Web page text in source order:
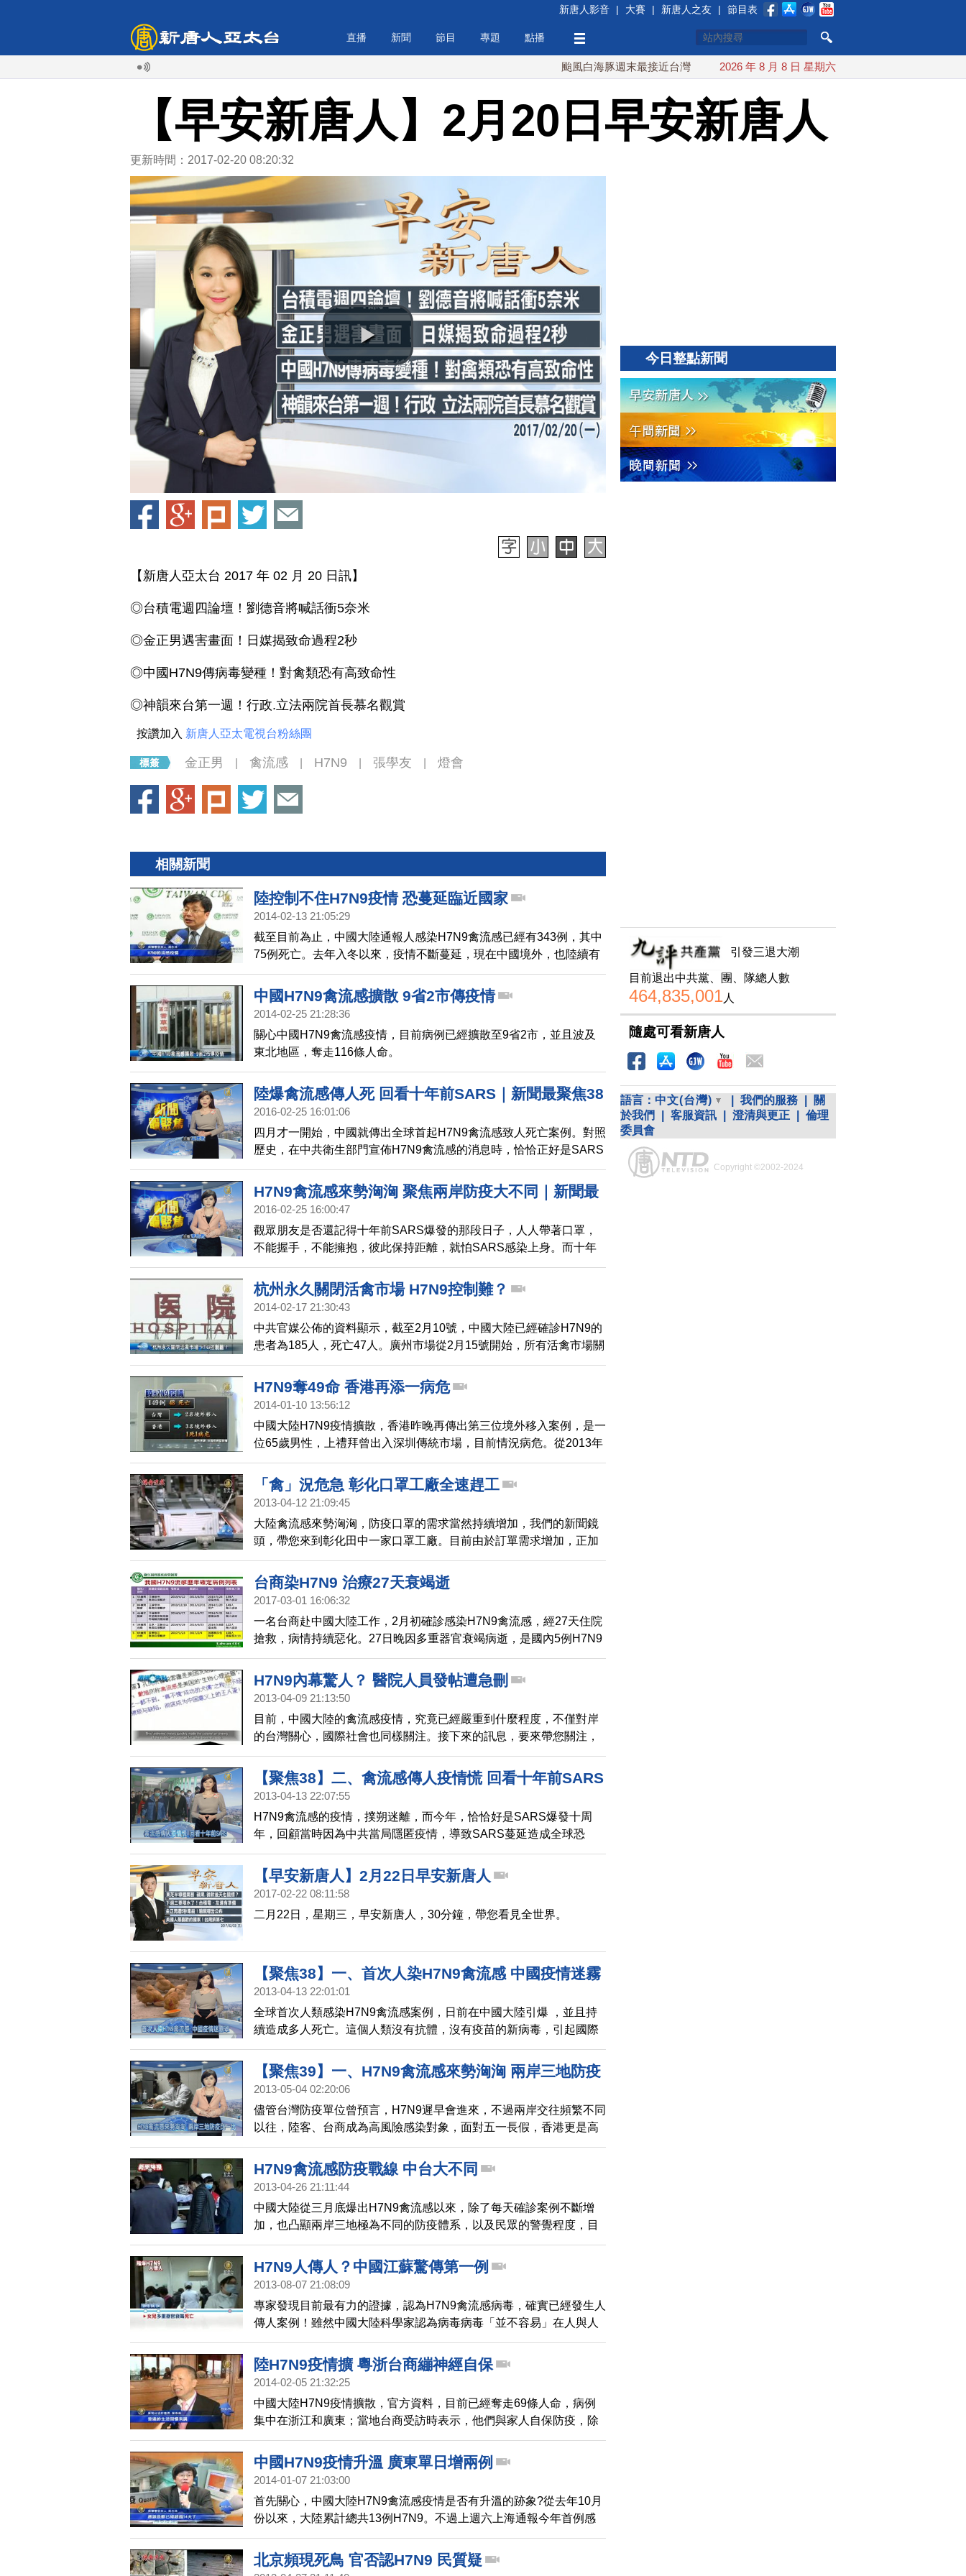
新唐人影音 | 大賽 | 新唐人之友 | 節目表
直播 新聞 節目 專題 點播
颱風白海豚週末最接近台灣 最快9日可能登陸中國 台灣漢光首結合城鎮演習 AIT連續發
2026 年 8 月 8 日 星期六
【早安新唐人】2月20日早安新唐人
更新時間：2017-02-20 08:20:32
【新唐人亞太台 2017 年 02 月 20 日訊】
◎台積電週四論壇！劉德音將喊話衝5奈米
◎金正男遇害畫面！日媒揭致命過程2秒
◎中國H7N9傳病毒變種！對禽類恐有高致命性
◎神韻來台第一週！行政.立法兩院首長慕名觀賞
按讚加入 新唐人亞太電視台粉絲團
金正男 禽流感 H7N9 張學友 燈會
相關新聞
陸控制不住H7N9疫情 恐蔓延臨近國家
2014-02-13 21:05:29
截至目前為止，中國大陸通報人感染H7N9禽流感已經有343例，其中
75例死亡。去年入冬以來，疫情不斷蔓延，現在中國境外，也陸續有
中國旅客發病的情況。繼香港、台灣之後，馬來西亞也出現第一例 陸
客在當地被診斷出，感染H7N9。
中國H7N9禽流感擴散 9省2市傳疫情
2014-02-25 21:28:36
關心中國H7N9禽流感疫情，目前病例已經擴散至9省2市，並且波及
東北地區，奪走116條人命。
陸爆禽流感傳人死 回看十年前SARS｜新聞最聚焦38
2016-02-25 16:01:06
四月才一開始，中國就傳出全球首起H7N9禽流感致人死亡案例。對照
歷史，在中共衛生部門宣佈H7N9禽流感的消息時，恰恰正好是SARS
爆發十週年，因 此，中共衛生部門這次會如何應對新型病毒，也就更
讓國際關注。這一集的新聞最聚焦，我們就從大陸爆發不尋常的H7N9
禽流感開始，帶您回顧十年前，那場至今仍然找不到疫情源頭的
H7N9禽流感來勢洶洶 聚焦兩岸防疫大不同｜新聞最
聚焦39
2016-02-25 16:00:47
觀眾朋友是否還記得十年前SARS爆發的那段日子，人人帶著口罩，
不能握手，不能擁抱，彼此保持距離，就怕SARS感染上身。而十年
後的4月24日，台灣宣告出現第一個H7N9禽流感確診病例，而這一
天，也恰恰好是 當年台北市立和平醫院因SARS封院的日子。不管有
多巧合，面對來勢洶洶的H7N9禽流感疫情，鄰近大陸的香港台灣，怎
杭州永久關閉活禽市場 H7N9控制難？
2014-02-17 21:30:43
中共官媒公佈的資料顯示，截至2月10號，中國大陸已經確診H7N9的
患者為185人，死亡47人。廣州市場從2月15號開始，所有活禽市場關
閉兩個星期，而浙江杭州市把主城區的活禽市場永久性關閉。
H7N9奪49命 香港再添一病危
2014-01-10 13:56:12
中國大陸H7N9疫情擴散，香港昨晚再傳出第三位境外移入案例，是一
位65歲男性，上禮拜曾出入深圳傳統市場，目前情況病危。從2013年
至今，全中國的H7N9禽流感已傳出有149例確定病例，其中48人死
亡；另外，台灣也有2名境外移入案例，而香港的三名境外移入案例，
目前一死亡，一病危。H7N9病例臨床表現，多為嚴重肺炎。
「禽」況危急 彰化口罩工廠全速趕工
2013-04-12 21:09:45
大陸禽流感來勢洶洶，防疫口罩的需求當然持續增加，我們的新聞鏡
頭，帶您來到彰化田中一家口罩工廠。目前由於訂單需求增加，正加
緊趕工，同時也研發一款氣密度比一般口罩更佳的產品，要來提供給
消費者選擇。
台商染H7N9 治療27天衰竭逝
2017-03-01 16:06:32
一名台商赴中國大陸工作，2月初確診感染H7N9禽流感，經27天住院
搶救，病情持續惡化。27日晚因多重器官衰竭病逝，是國內5例H7N9
個案中第2例死亡，也是首名台籍人士。台商感染的H7N9流感病毒發
生突變，已有抗藥性。
H7N9內幕驚人？ 醫院人員發帖遭急刪
2013-04-09 21:13:50
目前，中國大陸的禽流感疫情，究竟已經嚴重到什麼程度，不僅對岸
的台灣關心，國際社會也同樣關注。接下來的訊息，要來帶您關注，
在大陸微博上，有一位被認證為北京某三甲醫院試管嬰兒和幹細胞的
研究人員，日前在微博上發出示警信息，提醒北京的朋友，務必要小
心。不過，微博發出後不久，就被迅速刪除，連帳號，也從此消失。
【聚焦38】二、禽流感傳人疫情慌 回看十年前SARS
2013-04-13 22:07:55
H7N9禽流感的疫情，撲朔迷離，而今年，恰恰好是SARS爆發十周
年，回顧當時因為中共當局隱匿疫情，導致SARS蔓延造成全球恐
慌，而台灣，也造成了 83名病患死亡。大約18億美元以上的商業損
失。我們的記者，為您獨家採訪當時台灣的衛生署長，陳建仁博士，
回看歷史，也希望更好的面對此刻出現的禽流感疫情。
【早安新唐人】2月22日早安新唐人
2017-02-22 08:11:58
二月22日，星期三，早安新唐人，30分鐘，帶您看見全世界。
【聚焦38】一、首次人染H7N9禽流感 中國疫情迷霧
罩
2013-04-13 22:01:01
全球首次人類感染H7N9禽流感案例，日前在中國大陸引爆 ，並且持
續造成多人死亡。這個人類沒有抗體，沒有疫苗的新病毒，引起國際
流行病學界關切，尤其是，中共通報世衛組織後，十多天都還未公布
真正的傳染途徑。防疫專家蘇益仁分析，從病毒突變情況來看，H7N9
在中國應該「流傳已久」，更讓這波疫情增添迷霧。
【聚焦39】一、H7N9禽流感來勢洶洶 兩岸三地防疫
比一比
2013-05-04 02:20:06
儘管台灣防疫單位曾預言，H7N9遲早會進來，不過兩岸交往頻繁不同
以往，陸客、台商成為高風險感染對象，面對五一長假，香港更是高
度警戒，畢竟港台10年前，因為中共隱匿SARS，而深受其害。接下
來的新聞專題，帶您聚焦比較，兩岸三地的防疫體系。
H7N9禽流感防疫戰線 中台大不同
2013-04-26 21:11:44
中國大陸從三月底爆出H7N9禽流感以來，除了每天確診案例不斷增
加，也凸顯兩岸三地極為不同的防疫體系，以及民眾的警覺程度，目
前甚至還傳出，由於昂貴的醫療費用，中國民眾即使染病，也不願就
醫。接下來的新聞，我們獨家採訪大陸台商，帶您來一起深入瞭解台
灣與中國大陸，目前在醫療與防疫體系上，究竟有什麼不一樣的地
H7N9人傳人？中國江蘇驚傳第一例
2013-08-07 21:08:09
專家發現目前最有力的證據，認為H7N9禽流感病毒，確實已經發生人
傳人案例！雖然中國大陸科學家認為病毒病毒「並不容易」在人與人
之間傳播，但專家警告，仍須嚴防，H7N9流感在冬天，捲土重來。
陸H7N9疫情擴 粵浙台商繃神經自保
2014-02-05 21:32:25
中國大陸H7N9疫情擴散，官方資料，目前已經奪走69條人命，病例
集中在浙江和廣東；當地台商受訪時表示，他們與家人自保防疫，除
了從台灣自備口罩、藥物，避免接觸禽鳥，不吃生食。
中國H7N9疫情升溫 廣東單日增兩例
2014-01-07 21:03:00
首先關心，中國大陸H7N9禽流感疫情是否有升溫的跡象?從去年10月
份以來，大陸累計總共13例H7N9。不過上週六上海通報今年首例感
染H7N9禽流感之後，昨天(6日)廣東省也再通報兩例 人感染H7N9禽
流感確診病例，而且地點分別在廣州和陽江市，通報病況都相當危
急。目前包括浙江、廣東、與上海市都有病例，香港與台灣，則是分
北京頻現死鳥 官否認H7N9 民質疑
今日整點新聞
引發三退大潮
目前退出中共黨、團、隊總人數
464,835,001人
隨處可看新唐人
語言： 中文(台灣) 我們的服務
關
於我們
客服資訊 澄清與更正
倫理
委員會
Copyright ©2002-2024